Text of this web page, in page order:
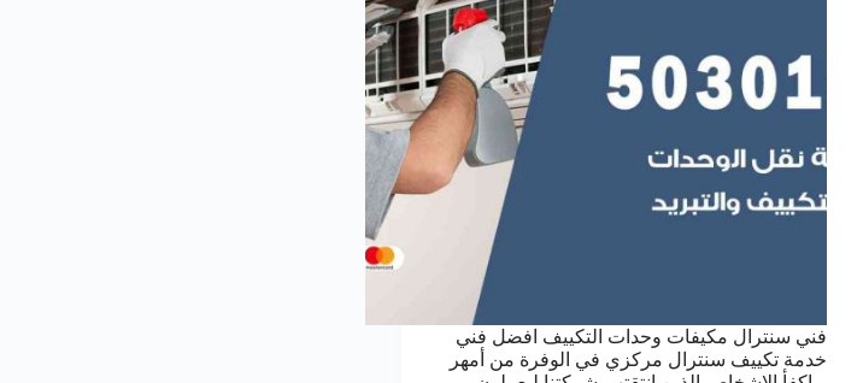
فني سنترال مكيفات وحدات التكييف افضل فني
خدمة تكييف سنترال مركزي في الوفرة من أمهر